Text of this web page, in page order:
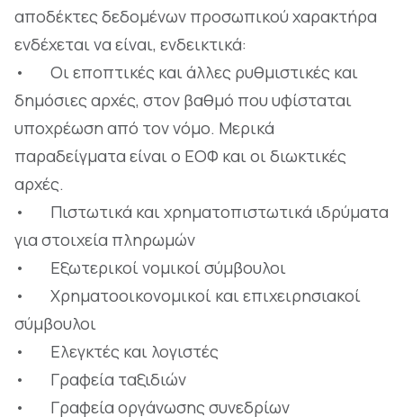
αποδέκτες δεδομένων προσωπικού χαρακτήρα
ενδέχεται να είναι, ενδεικτικά:
• Οι εποπτικές και άλλες ρυθμιστικές και
δημόσιες αρχές, στον βαθμό που υφίσταται
υποχρέωση από τον νόμο. Μερικά
παραδείγματα είναι ο ΕΟΦ και οι διωκτικές
αρχές.
• Πιστωτικά και χρηματοπιστωτικά ιδρύματα
για στοιχεία πληρωμών
• Εξωτερικοί νομικοί σύμβουλοι
• Χρηματοοικονομικοί και επιχειρησιακοί
σύμβουλοι
• Ελεγκτές και λογιστές
• Γραφεία ταξιδιών
• Γραφεία οργάνωσης συνεδρίων